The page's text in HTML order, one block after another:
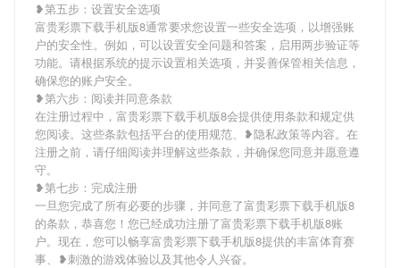
❥第五步：设置安全选项
富贵彩票下载手机版8通常要求您设置一些安全选项，以增强账
户的安全性。例如，可以设置安全问题和答案，启用两步验证等
功能。请根据系统的提示设置相关选项，并妥善保管相关信息，
确保您的账户安全。
❥第六步：阅读并同意条款
在注册过程中，富贵彩票下载手机版8会提供使用条款和规定供
您阅读。这些条款包括平台的使用规范、❥隐私政策等内容。在
注册之前，请仔细阅读并理解这些条款，并确保您同意并愿意遵
守。
❥第七步：完成注册
一旦您完成了所有必要的步骤，并同意了富贵彩票下载手机版8
的条款，恭喜您！您已经成功注册了富贵彩票下载手机版8账
户。现在，您可以畅享富贵彩票下载手机版8提供的丰富体育赛
事、❥刺激的游戏体验以及其他令人兴奋。